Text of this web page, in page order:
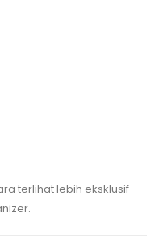
terlihat lebih eksklusif